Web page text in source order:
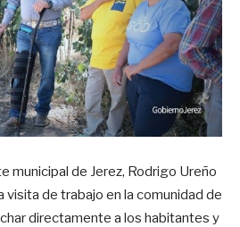
municipal de Jerez, Rodrigo Ureño
visita de trabajo en la comunidad de
directamente a los habitantes y